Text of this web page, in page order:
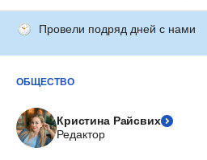
Провели подряд дней с нами
ОБЩЕСТВО
Кристина Райсвих
Редактор